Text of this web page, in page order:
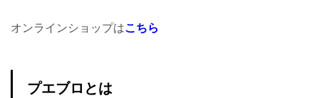
オンラインショップはこちら
プエブロとは